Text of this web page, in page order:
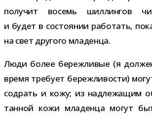
полу­чит восемь шил­лин­гов
и будет в состо­я­нии рабо­тать,
на свет дру­гого младенца.
Люди более береж­ли­вые (я
время тре­бует береж­ли­во­сти)
содрать и кожу; из над­ле­жа­щим
тан­ной кожи мла­денца могут